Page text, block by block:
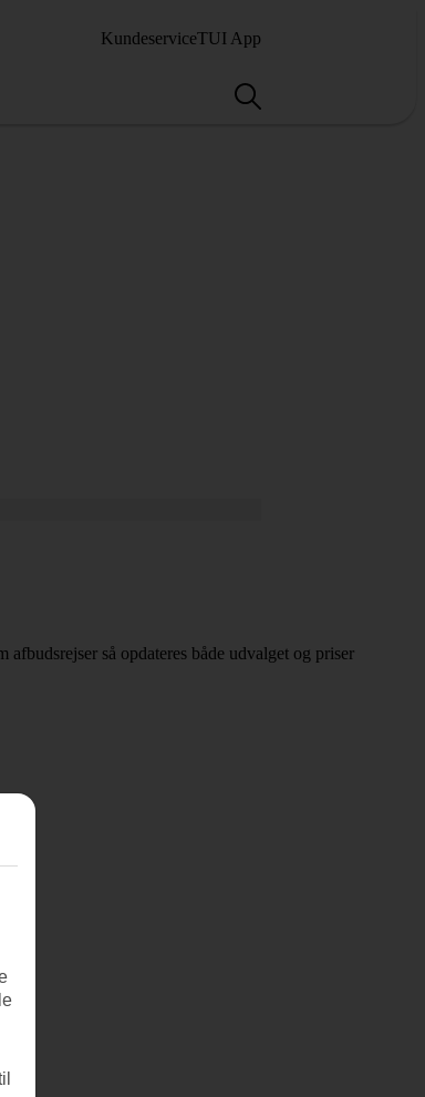
KundeserviceTUI App
så opdateres både udvalget og priser